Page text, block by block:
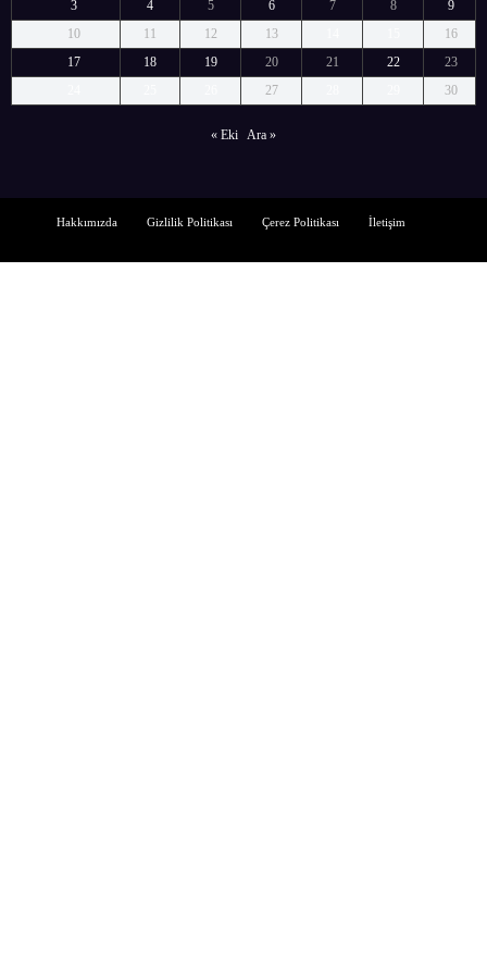
3 4 5 6 7 8
9
10
11 12 13
16
17
18 19 20 21 22
23
27 30
« Eki Ara »
Hakkımızda Gizlilik Politikası Çerez Politikası İletişim